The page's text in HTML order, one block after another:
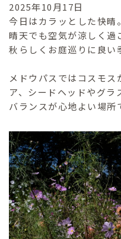
2025年10月17日
今日はカラッとした快晴。
晴天でも空気が涼しく過
秋らしくお庭巡りに良い
メドウパスではコスモス
ア、シードヘッドやグラ
バランスが心地よい場所